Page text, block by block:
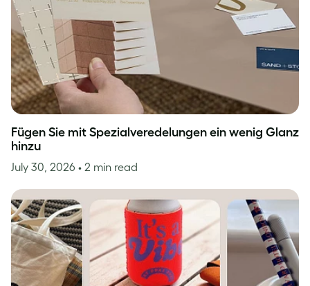
Fügen Sie mit Spezialveredelungen ein wenig Glanz
hinzu
July 30, 2026 • 2 min read